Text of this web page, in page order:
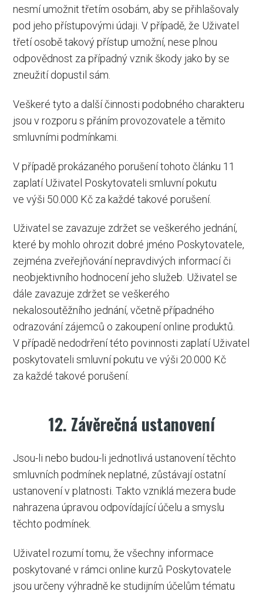
nesmí umožnit třetím osobám, aby se přihlašovaly
pod jeho přístupovými údaji. V případě, že Uživatel
třetí osobě takový přístup umožní, nese plnou
odpovědnost za případný vznik škody jako by se
zneužití dopustil sám.
Veškeré tyto a další činnosti podobného charakteru
jsou v rozporu s přáním provozovatele a těmito
smluvními podmínkami.
V případě prokázaného porušení tohoto článku 11
zaplatí Uživatel Poskytovateli smluvní pokutu
ve výši 50.000 Kč za každé takové porušení.
Uživatel se zavazuje zdržet se veškerého jednání,
které by mohlo ohrozit dobré jméno Poskytovatele,
zejména zveřejňování nepravdivých informací či
neobjektivního hodnocení jeho služeb. Uživatel se
dále zavazuje zdržet se veškerého
nekalosoutěžního jednání, včetně případného
odrazování zájemců o zakoupení online produktů.
V případě nedodrření této povinnosti zaplatí Uživatel
poskytovateli smluvní pokutu ve výši 20.000 Kč
za každé takové porušení.
12. Závěrečná ustanovení
Jsou-li nebo budou-li jednotlivá ustanovení těchto
smluvních podmínek neplatné, zůstávají ostatní
ustanovení v platnosti. Takto vzniklá mezera bude
nahrazena úpravou odpovídající účelu a smyslu
těchto podmínek.
Uživatel rozumí tomu, že všechny informace
poskytované v rámci online kurzů Poskytovatele
jsou určeny výhradně ke studijním účelům tématu